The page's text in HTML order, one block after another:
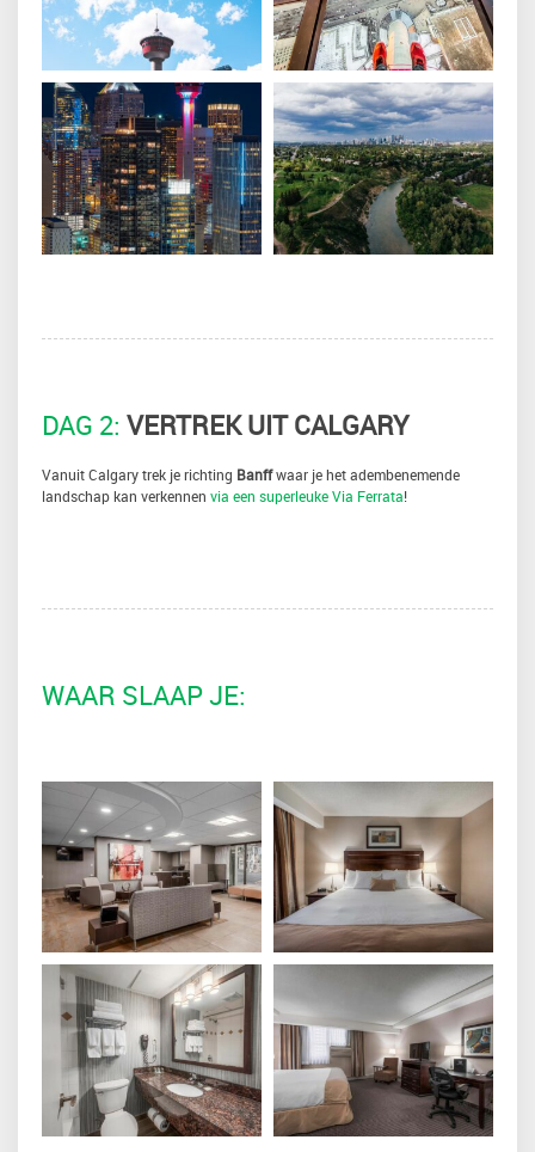
DAG 2: VERTREK UIT CALGARY
Vanuit Calgary trek je richting Banffwaar je het adembenemende
landschap kan verkennen via een superleuke Via Ferrata!
WAAR SLAAP JE: